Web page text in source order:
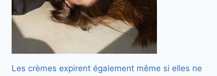
Les crèmes expirent également même si elles ne